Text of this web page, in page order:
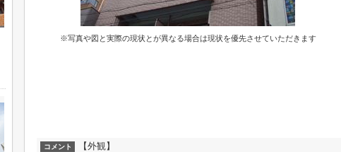
※写真や図と実際の現状とが異なる場合は現状を優先させていただきます
コメント 【外観】